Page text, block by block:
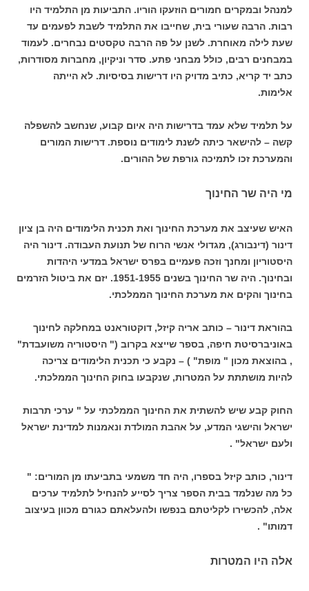
למנהל ובמקרים חמורים הוזעקו הוריו. התביעות מן התלמיד היו
רבות. הרבה שעורי בית, שחייבו את התלמיד לשבת לפעמים עד
שעת לילה מאוחרת. לשנן על פה הרבה טקסטים נבחרים. לעמוד
במבחנים רבים, כולל מבחני פתע. סדר וניקיון, מחברות מסודרות,
כתב יד קריא, כתיב מדויק היו דרישות בסיסיות. לא הייתה
אלימות.
על תלמיד שלא עמד בדרישות היה איום קבוע, שנחשב להשפלה
קשה – להישאר כיתה לשנת לימודים נוספת. דרישות המורים
והמערכת זכו לתמיכה גורפת של ההורים.
מי היה שר החינוך
האיש שעיצב את מערכת החינוך ואת תכנית הלימודים היה בן ציון
דינור (דינבורג), מגדולי אנשי הרוח של תנועת העבודה. דינור היה
היסטוריון ומחנך וזכה פעמיים בפרס ישראל במדעי היהדות
ובחינוך. היה שר החינוך בשנים 1951-1955. יזם את ביטול הזרמים
בחינוך והקים את מערכת החינוך הממלכתי.
בהוראת דינור – כותב אריה קיזל, דוקטוראנט במחלקה לחינוך
באוניברסיטת חיפה, בספר שייצא בקרוב (" היסטוריה משועבדת"
, בהוצאת מכון " מופת" ) – נקבע כי תכנית הלימודים צריכה
להיות מושתתת על המטרות, שנקבעו בחוק החינוך הממלכתי.
החוק קבע שיש להשתית את החינוך הממלכתי על " ערכי תרבות
ישראל והישגי המדע, על אהבת המולדת ונאמנות למדינת ישראל
ולעם ישראל" .
דינור, כותב קיזל בספרו, היה חד משמעי בתביעתו מן המורים: "
כל מה שנלמד בבית הספר צריך לסייע להנחיל לתלמיד ערכים
אלה, להכשירו לקליטתם בנפשו ולהעלאתם כגורם מכוון בעיצוב
דמותו" .
אלה היו המטרות